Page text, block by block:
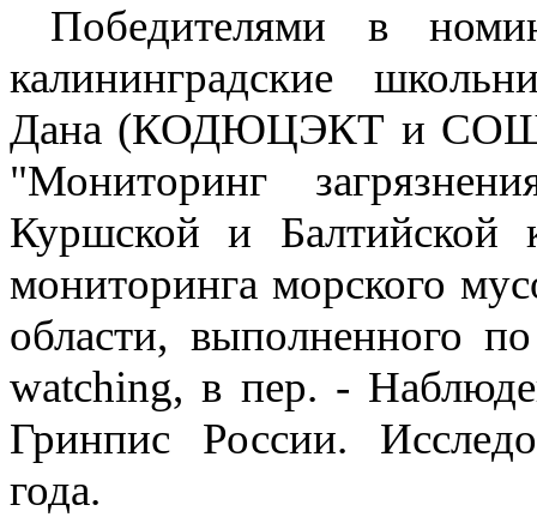
Победителями в
калининградские
Дана (КОДЮЦЭКТ и СОШ
"Мониторинг
Куршской и Балтийской
мониторинга морского
области, выполненного
watching, в пер. -
Гринпис России.
года.